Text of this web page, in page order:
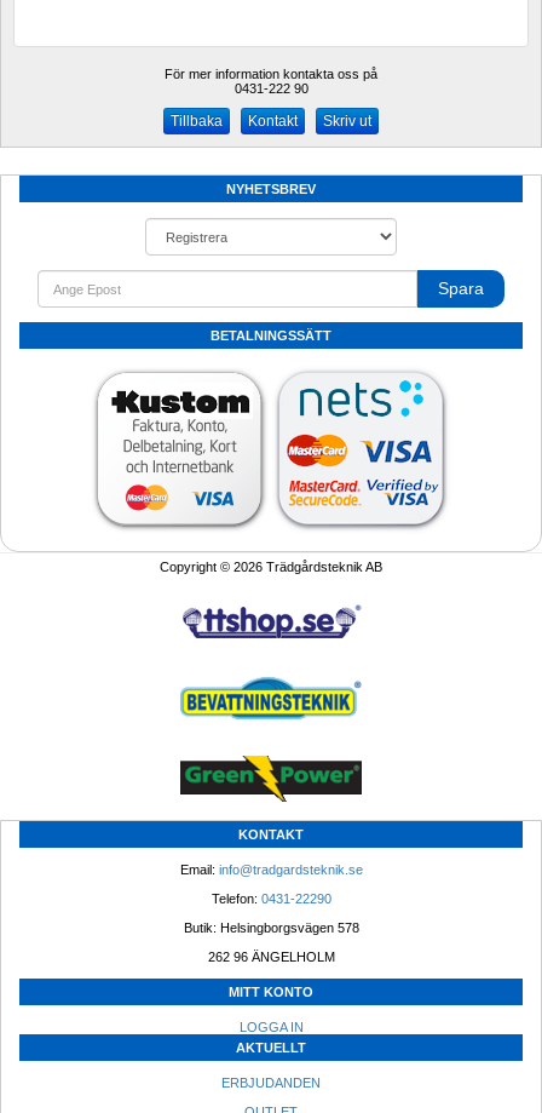
För mer information kontakta oss på
0431-222 90
Kontakt Skriv ut
NYHETSBREV
Spara
BETALNINGSSÄTT
Copyright © 2026 Trädgårdsteknik AB
KONTAKT
Email: info@tradgardsteknik.se
Telefon: 0431-22290
Butik: Helsingborgsvägen 578
262 96 ÄNGELHOLM
MITT KONTO
LOGGA IN
AKTUELLT
ERBJUDANDEN